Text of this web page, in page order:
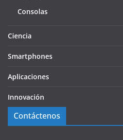
Consolas
Ciencia
Smartphones
Aplicaciones
Innovación
Contáctenos